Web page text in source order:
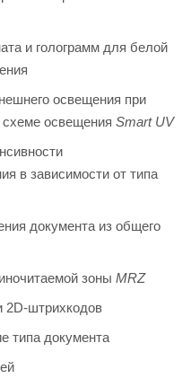
и голограмм для белой
освещения при
освещения Smart UV
в зависимости от типа
документа из общего
зоны MRZ
2D-штрихкодов
типа документа